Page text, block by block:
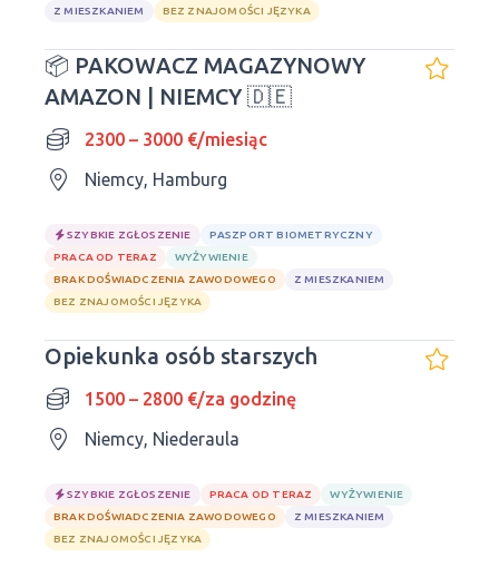
Z MIESZKANIEM
BEZ ZNAJOMOŚCI JĘZYKA
📦 PAKOWACZ MAGAZYNOWY
AMAZON | NIEMCY 🇩🇪
2300 – 3000 €/miesiąc
Niemcy, Hamburg
SZYBKIE ZGŁOSZENIE
PASZPORT BIOMETRYCZNY
PRACA OD TERAZ
WYŻYWIENIE
BRAK DOŚWIADCZENIA ZAWODOWEGO
Z MIESZKANIEM
BEZ ZNAJOMOŚCI JĘZYKA
Opiekunka osób starszych
1500 – 2800 €/za godzinę
Niemcy, Niederaula
SZYBKIE ZGŁOSZENIE PRACA OD TERAZ
WYŻYWIENIE
BRAK DOŚWIADCZENIA ZAWODOWEGO
Z MIESZKANIEM
BEZ ZNAJOMOŚCI JĘZYKA